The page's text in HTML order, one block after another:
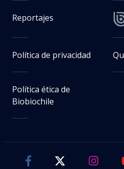
Reportajes
Política de privacidad
Política ética de
Biobiochile